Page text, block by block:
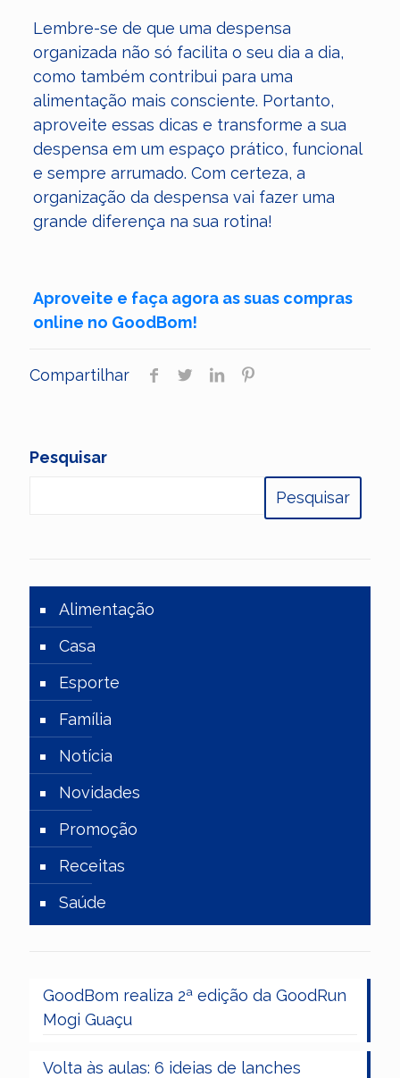
Lembre-se de que uma despensa
organizada não só facilita o seu dia a dia,
como também contribui para uma
alimentação mais consciente. Portanto,
aproveite essas dicas e transforme a sua
despensa em um espaço prático, funcional
e sempre arrumado. Com certeza, a
organização da despensa vai fazer uma
grande diferença na sua rotina!
Aproveite e faça agora as suas compras
online no GoodBom!
Compartilhar
Pesquisar
Pesquisar
Alimentação
Casa
Esporte
Família
Notícia
Novidades
Promoção
Receitas
Saúde
GoodBom realiza 2ª edição da GoodRun
Mogi Guaçu
Volta às aulas: 6 ideias de lanches